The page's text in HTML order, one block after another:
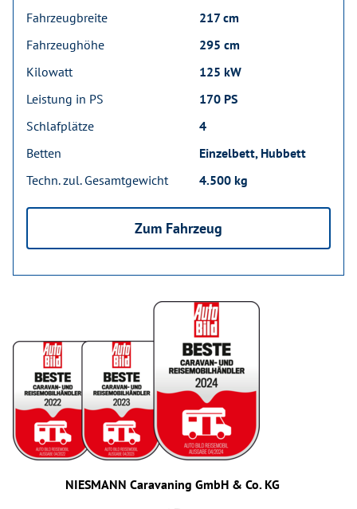
Fahrzeugbreite
217 cm
Fahrzeughöhe
295 cm
Kilowatt
125 kW
Leistung in PS
170 PS
Schlafplätze
4
Betten
Einzelbett, Hubbett
Techn. zul. Gesamtgewicht
4.500 kg
Zum Fahrzeug
NIESMANN Caravaning GmbH & Co. KG